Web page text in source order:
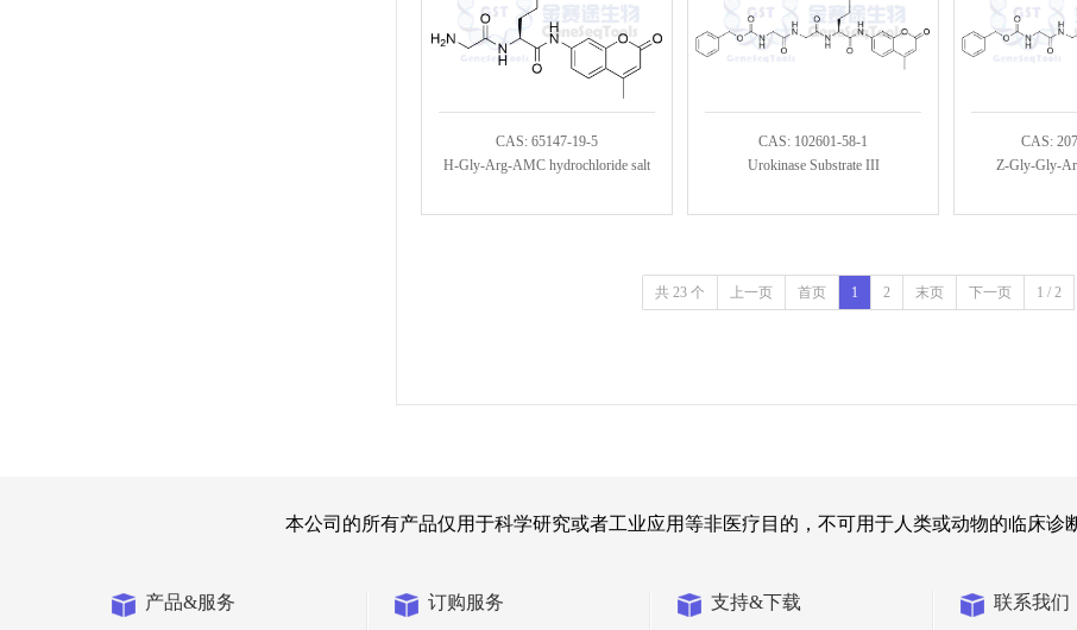
CAS: 65147-19-5
H-Gly-Arg-AMC hydrochloride salt
CAS: 102601-58-1
Urokinase Substrate III
CAS:
Z-Gly-Gly-
共 23 个 上一页 首页 1 2 末页 下一页 1 / 2
本公司的所有产品仅用于科学研究或者工业应用等非医疗目的，不可用于人类或动物的临床诊
产品&服务 订购服务 支持&下载 联系我们